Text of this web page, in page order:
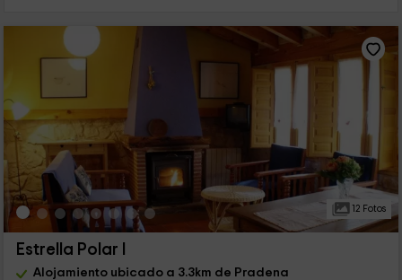
12 Fotos
Estrella Polar I
Alojamiento ubicado a 3.3km de Pradena